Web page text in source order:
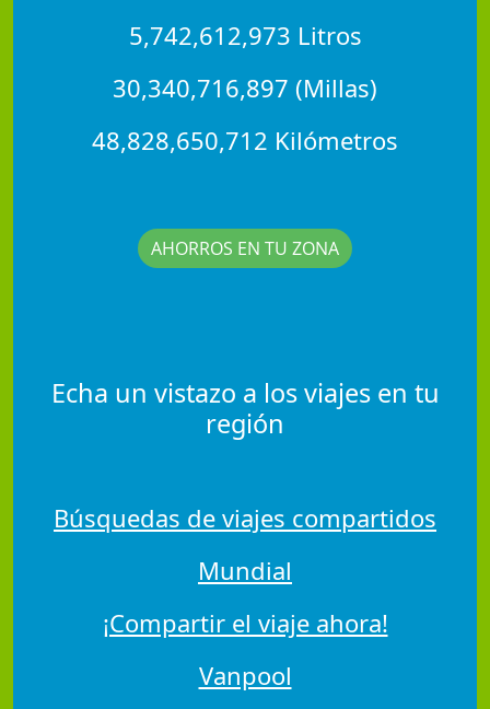
5,742,612,973 Litros
30,340,716,897 (Millas)
48,828,650,712 Kilómetros
AHORROS EN TU ZONA
Echa un vistazo a los viajes en tu
región
Búsquedas de viajes compartidos
Mundial
¡Compartir el viaje ahora!
Vanpool